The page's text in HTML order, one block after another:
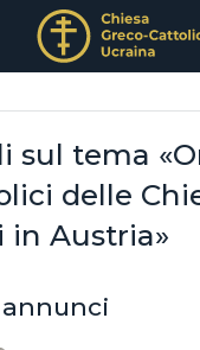
sul tema
delle
in Austria»